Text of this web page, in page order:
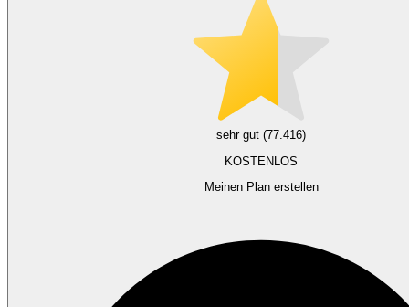
sehr gut (77.416)
KOSTENLOS
Meinen Plan erstellen